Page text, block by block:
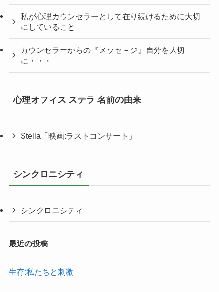
私が心理カウンセラーとして在り続けるために大切
にしていること
カウンセラーからの『メッセ－ジ』自分を大切
に・・・
心理オフィス ステラ 名前の由来
Stella「映画:ラストコンサート」
シンクロニシティ
シンクロニシティ
最近の投稿
生存:私たちと刺激